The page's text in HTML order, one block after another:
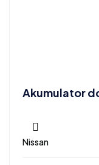
Akumulator
Nissan